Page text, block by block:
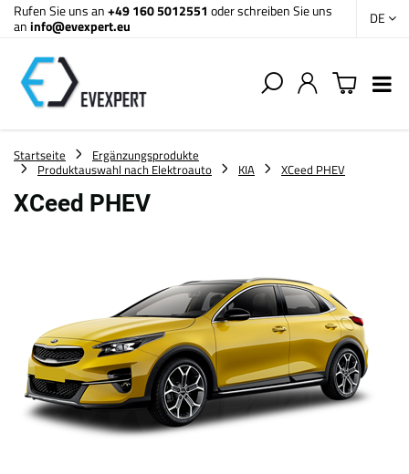
Rufen Sie uns an+49 160 5012551 oder schreiben Sie uns
aninfo@evexpert.eu DE
Startseite
Ergänzungsprodukte
Produktauswahl nach Elektroauto
KIA XCeed PHEV
XCeed PHEV